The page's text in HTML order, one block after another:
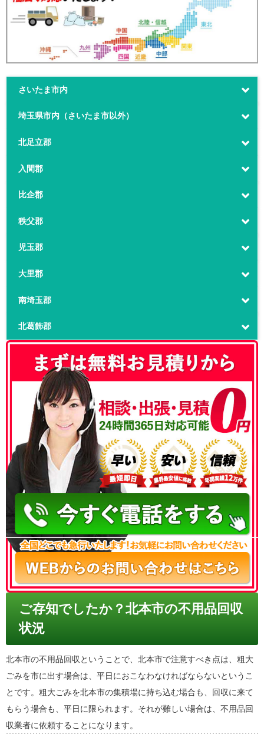
さいたま市内
埼玉県市内（さいたま市以外）
北足立郡
入間郡
比企郡
秩父郡
児玉郡
大里郡
南埼玉郡
北葛飾郡
050-3186-4780
ご存知でしたか？北本市の不用品回収
状況
北本市の不用品回収ということで、北本市で注意すべき点は、粗大
ごみを市に出す場合は、平日におこなわなければならないというこ
とです。粗大ごみを北本市の集積場に持ち込む場合も、回収に来て
もらう場合も、平日に限られます。それが難しい場合は、不用品回
収業者に依頼することになります。